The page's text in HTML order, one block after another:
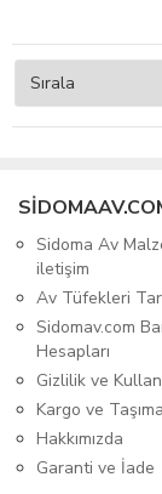
Sidoma Av
iletişim
Av Tüfekleri
Sidomav.com
Hesapları
Gizlilik ve
Kargo ve
Hakkımızda
Garanti ve İade